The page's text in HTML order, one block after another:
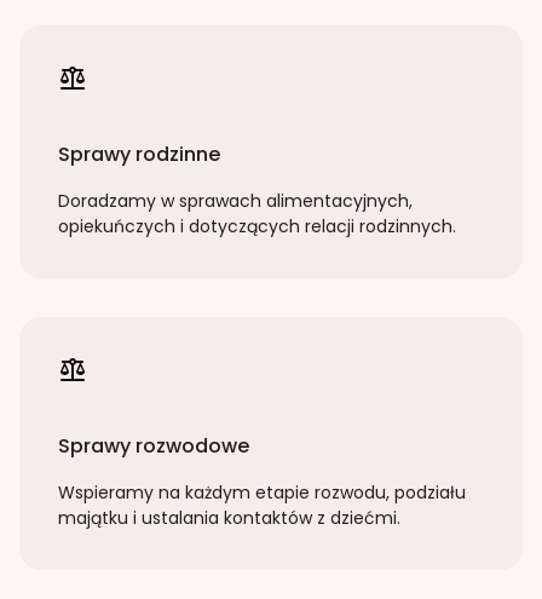
Sprawy rodzinne
Doradzamy w sprawach alimentacyjnych,
opiekuńczych i dotyczących relacji rodzinnych.
Sprawy rozwodowe
Wspieramy na każdym etapie rozwodu, podziału
majątku i ustalania kontaktów z dziećmi.